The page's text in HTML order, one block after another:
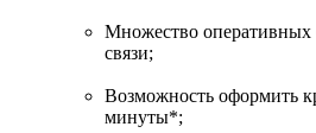
Множество оперативных
связи;
Возможность оформить
минуты*;